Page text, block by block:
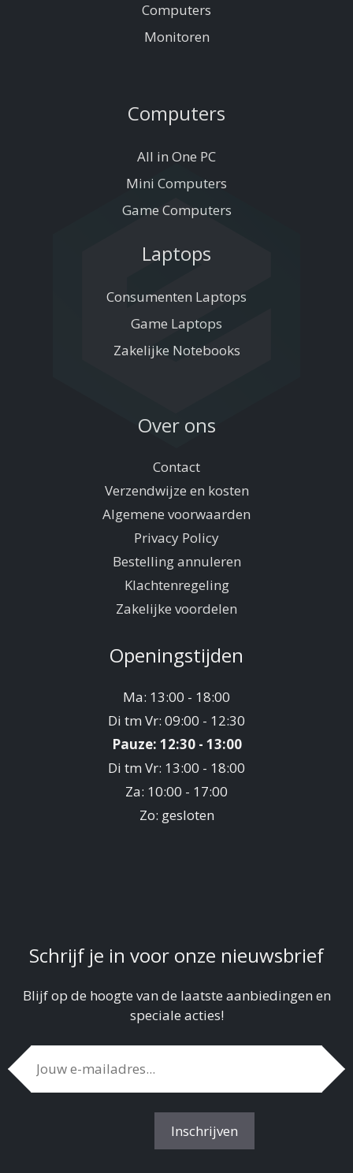
Computers
Monitoren
Computers
All in One PC
Mini Computers
Game Computers
Laptops
Consumenten Laptops
Game Laptops
Zakelijke Notebooks
Over ons
Contact
Verzendwijze en kosten
Algemene voorwaarden
Privacy Policy
Bestelling annuleren
Klachtenregeling
Zakelijke voordelen
Openingstijden
Ma: 13:00 - 18:00
Di tm Vr: 09:00 - 12:30
Pauze: 12:30 - 13:00
Di tm Vr: 13:00 - 18:00
Za: 10:00 - 17:00
Zo: gesloten
Schrijf je in voor onze nieuwsbrief
Blijf op de hoogte van de laatste aanbiedingen en
speciale acties!